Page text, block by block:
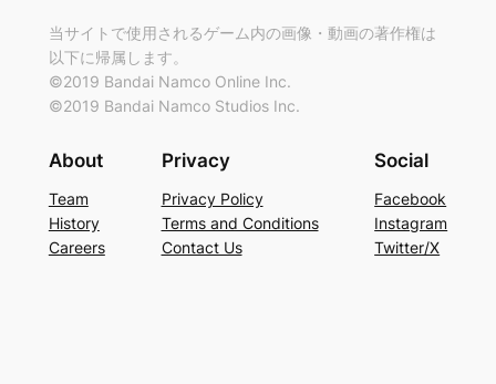
当サイトで使用されるゲーム内の画像・動画の著作権は
以下に帰属します。
©2019 Bandai Namco Online Inc.
©2019 Bandai Namco Studios Inc.
About
Team
History
Careers
Privacy
Privacy Policy
Terms and Conditions
Contact Us
Social
Facebook
Instagram
Twitter/X